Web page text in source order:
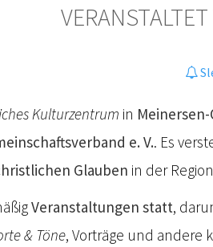
Kulturzentrum in
e. V.. Es
Glauben in der
Veranstaltungen statt,
& Töne, Vorträge und andere